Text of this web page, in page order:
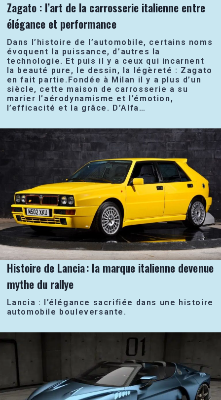
Zagato : l’art de la carrosserie italienne entre
élégance et performance
Dans l’histoire de l’automobile, certains noms
évoquent la puissance, d’autres la
technologie. Et puis il y a ceux qui incarnent
la beauté pure, le dessin, la légèreté : Zagato
en fait partie.Fondée à Milan il y a plus d’un
siècle, cette maison de carrosserie a su
marier l’aérodynamisme et l’émotion,
l’efficacité et la grâce. D’Alfa…
Histoire de Lancia : la marque italienne devenue
mythe du rallye
Lancia : l’élégance sacrifiée dans une histoire
automobile bouleversante.